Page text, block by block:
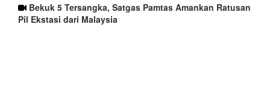
Bekuk 5 Tersangka, Satgas Pamtas Amankan Ratusan
Pil Ekstasi dari Malaysia